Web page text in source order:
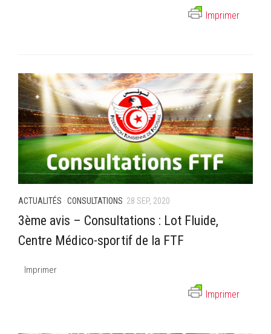
Imprimer
ACTUALITÉS · CONSULTATIONS 28 SEP, 2020
3ème avis – Consultations : Lot Fluide,
Centre Médico-sportif de la FTF
Imprimer
Imprimer